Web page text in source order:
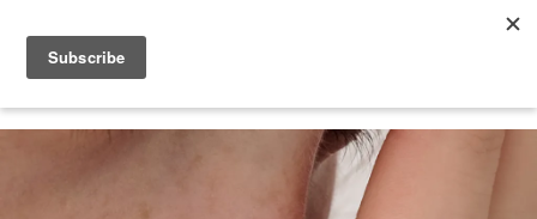
您的購物車目前還是空的。